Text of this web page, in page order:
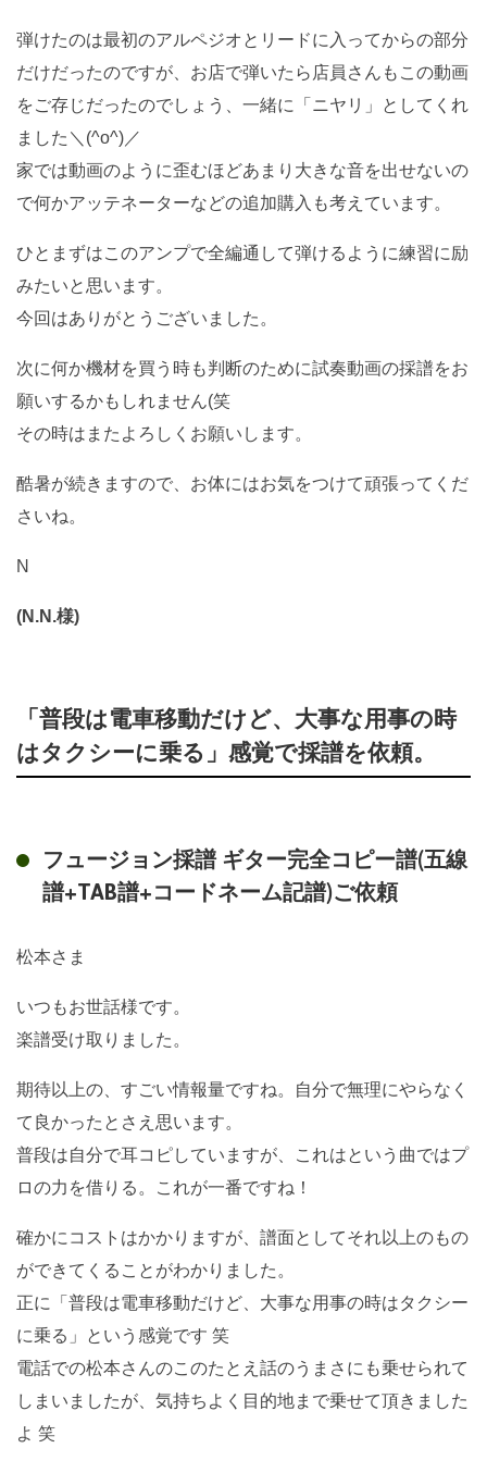
弾けたのは最初のアルペジオとリードに入ってからの部分
だけだったのですが、お店で弾いたら店員さんもこの動画
をご存じだったのでしょう、一緒に「ニヤリ」としてくれ
ました＼(^o^)／
家では動画のように歪むほどあまり大きな音を出せないの
で何かアッテネーターなどの追加購入も考えています。
ひとまずはこのアンプで全編通して弾けるように練習に励
みたいと思います。
今回はありがとうございました。
次に何か機材を買う時も判断のために試奏動画の採譜をお
願いするかもしれません(笑
その時はまたよろしくお願いします。
酷暑が続きますので、お体にはお気をつけて頑張ってくだ
さいね。
N
(N.N.様)
「普段は電車移動だけど、大事な用事の時
はタクシーに乗る」感覚で採譜を依頼。
フュージョン採譜 ギター完全コピー譜(五線
譜+TAB譜+コードネーム記譜)ご依頼
松本さま
いつもお世話様です。
楽譜受け取りました。
期待以上の、すごい情報量ですね。自分で無理にやらなく
て良かったとさえ思います。
普段は自分で耳コピしていますが、これはという曲ではプ
ロの力を借りる。これが一番ですね！
確かにコストはかかりますが、譜面としてそれ以上のもの
ができてくることがわかりました。
正に「普段は電車移動だけど、大事な用事の時はタクシー
に乗る」という感覚です 笑
電話での松本さんのこのたとえ話のうまさにも乗せられて
しまいましたが、気持ちよく目的地まで乗せて頂きました
よ 笑